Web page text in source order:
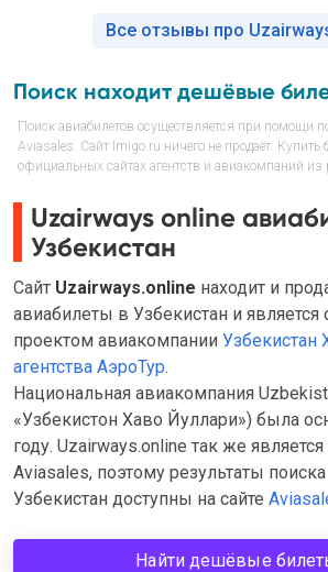
Все отзывы про
Поиск находит дешёвые
Поиск авиабилетов осуществляется при помощи
Aviasales. Сайт Imigo.ru ничего не продаёт.
официальных сайтах агентств и авиакомпаний из
Uzairways online
Узбекистан
Сайт Uzairways.online находит и
авиабилеты в Узбекистан и
проектом авиакомпании Узбекистан
агентства АэроТур.
Национальная авиакомпания
«Узбекистон Хаво Йуллари») была
году. Uzairways.online так же
Aviasales, поэтому результаты
Узбекистан доступны на сайте
Найти дешёвые